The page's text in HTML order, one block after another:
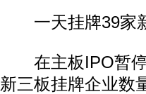
一天挂牌39家
在主板IPO暂停
新三板挂牌企业数